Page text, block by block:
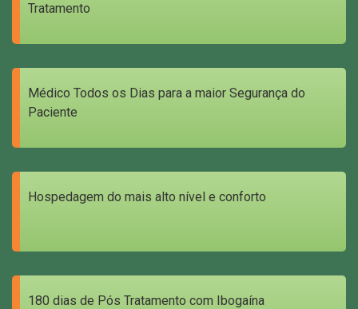
Tratamento
Médico Todos os Dias para a maior Segurança do
Paciente
Hospedagem do mais alto nível e conforto
180 dias de Pós Tratamento com Ibogaína